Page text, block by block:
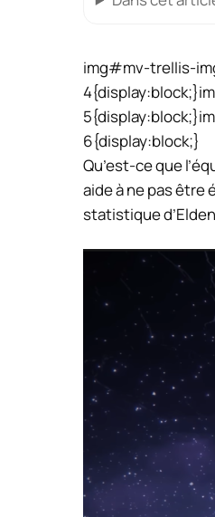
img#mv-trellis-
6{display:block;}
Qu’est-ce que
aide à ne pas être
statistique